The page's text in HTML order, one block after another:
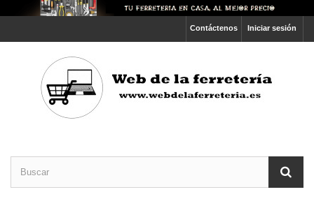
Iniciar sesión
Contáctenos